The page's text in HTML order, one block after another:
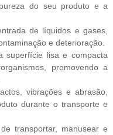
do seu produto e a
de líquidos e gases,
e deterioração.
superfície lisa e compacta
promovendo a
vibrações e abrasão,
durante o transporte e
transportar, manusear e